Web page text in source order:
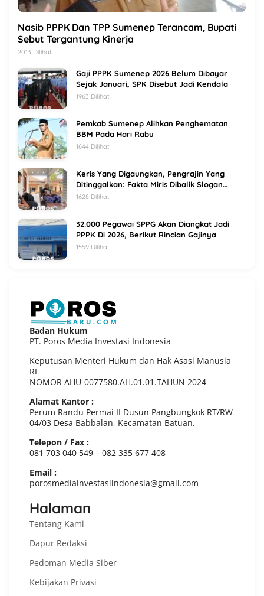
Nasib PPPK Dan TPP Sumenep Terancam, Bupati
Sebut Tergantung Kinerja
2013 Dilihat
Gaji PPPK Sumenep 2026 Belum Dibayar
Sejak Januari, SPK Disebut Jadi Kendala
1963 Dilihat
Pemkab Sumenep Alihkan Penghematan
BBM Pada Hari Rabu
1644 Dilihat
Keris Yang Digaungkan, Pengrajin Yang
Ditinggalkan: Fakta Miris Dibalik Slogan
Sumenep Kota Keris
1628 Dilihat
32.000 Pegawai SPPG Akan Diangkat Jadi
PPPK Di 2026, Berikut Rincian Gajinya
1559 Dilihat
Badan Hukum
PT. Poros Media Investasi Indonesia
Keputusan Menteri Hukum dan Hak Asasi Manusia
RI
NOMOR AHU-0077580.AH.01.01.TAHUN 2024
Alamat Kantor :
Perum Randu Permai II Dusun Pangbungkok RT/RW
04/03 Desa Babbalan, Kecamatan Batuan.
Telepon / Fax :
081 703 040 549 – 082 335 677 408
Email :
porosmediainvestasiindonesia@gmail.com
Halaman
Tentang Kami
Dapur Redaksi
Pedoman Media Siber
Kebijakan Privasi